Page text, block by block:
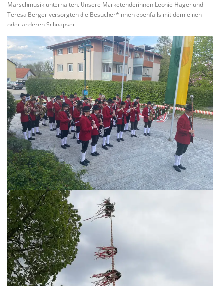
Marschmusik unterhalten. Unsere Marketenderinnen Leonie Hager und
Teresa Berger versorgten die Besucher*innen ebenfalls mit dem einen
oder anderen Schnapserl.